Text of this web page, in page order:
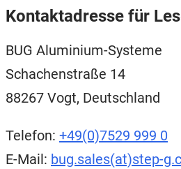
Kontaktadresse für
BUG Aluminium-Systeme
Schachenstraße 14
88267 Vogt, Deutschland
Telefon: +49(0)7529 999 0
E-Mail: bug.sales(at)step-